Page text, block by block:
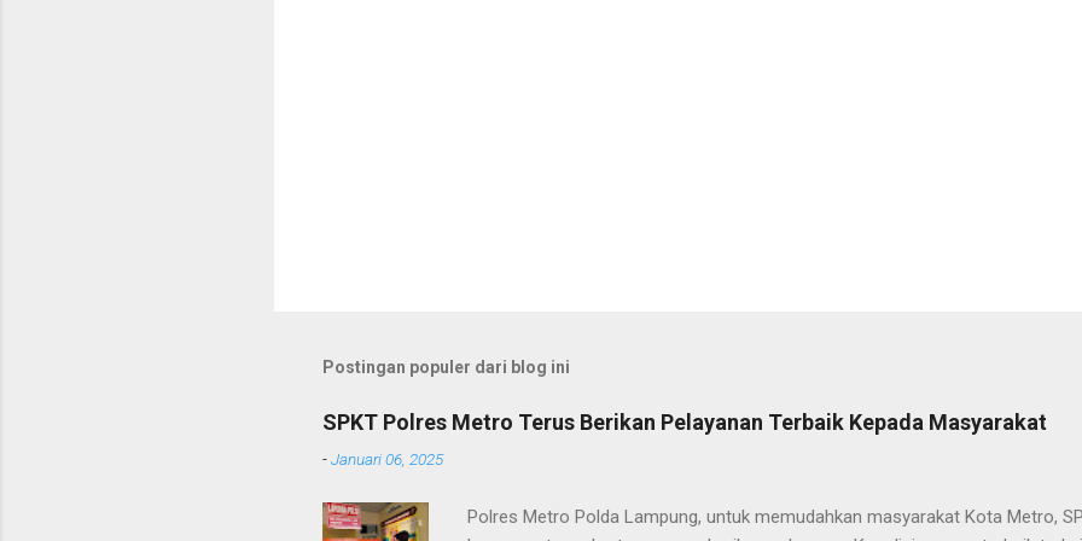
Postingan populer dari blog ini
SPKT Polres Metro Terus Berikan Pelayanan Terbaik Kepada Masyarakat
-Januari 06, 2025
Polres Metro Polda Lampung, untuk memudahkan masyarakat Kota Metro,